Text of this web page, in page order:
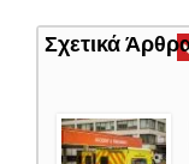
Σχετικά